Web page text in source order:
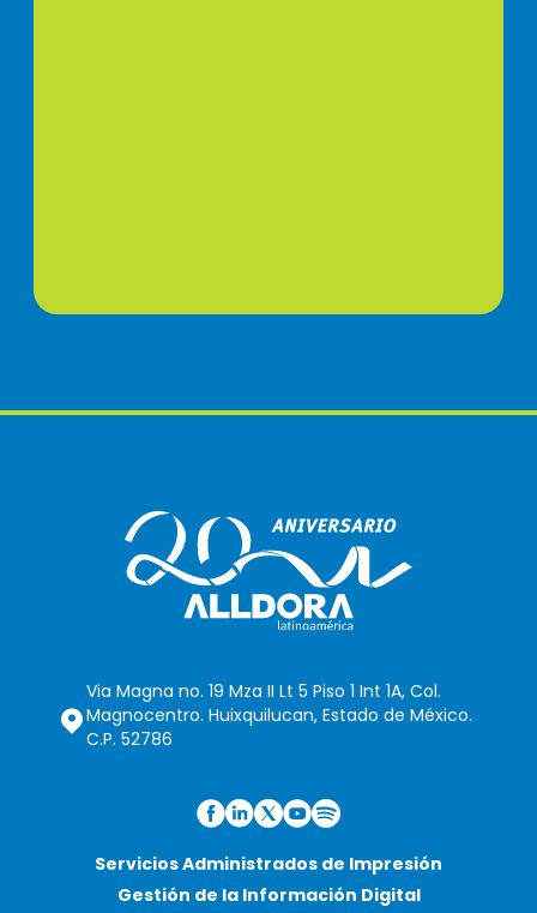
Via Magna no. 19 Mza II Lt 5 Piso 1 Int 1A, Col.
Magnocentro. Huixquilucan, Estado de México.
C.P. 52786
Servicios Administrados de Impresión
Gestión de la Información Digital